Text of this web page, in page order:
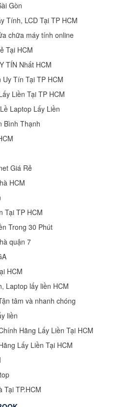
Gòn
Tính, LCD Tại TP HCM
chữa máy tính online
Tại HCM
TÍN Nhất HCM
Tín Tại TP HCM
Liền Tại TP HCM
Laptop Lấy Liền
Bình Thạnh
Giá Rẻ
HCM
Tại TP HCM
Trong 30 Phút
quận 7
HCM
Laptop lấy liền HCM
tâm và nhanh chóng
liền
Hãng Lấy Liền Tại HCM
Lấy Liền Tại HCM
Tại TP.HCM